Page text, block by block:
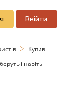
Ввійти
Купив
і навіть